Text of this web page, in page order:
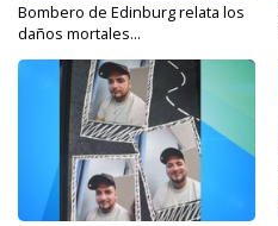
Bombero de Edinburg relata los
daños mortales...